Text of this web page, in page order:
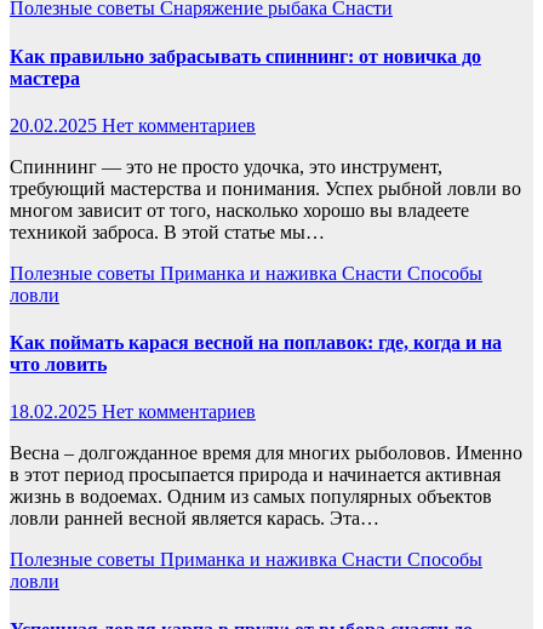
Полезные советы Снаряжение рыбака Снасти
Как правильно забрасывать спиннинг: от новичка до
мастера
20.02.2025 Нет комментариев
Спиннинг — это не просто удочка, это инструмент,
требующий мастерства и понимания. Успех рыбной ловли во
многом зависит от того, насколько хорошо вы владеете
техникой заброса. В этой статье мы…
Полезные советы Приманка и наживка Снасти Способы
ловли
Как поймать карася весной на поплавок: где, когда и на
что ловить
18.02.2025 Нет комментариев
Весна – долгожданное время для многих рыболовов. Именно
в этот период просыпается природа и начинается активная
жизнь в водоемах. Одним из самых популярных объектов
ловли ранней весной является карась. Эта…
Полезные советы Приманка и наживка Снасти Способы
ловли